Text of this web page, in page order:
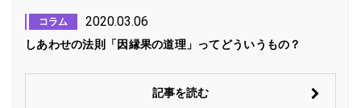
コラム 2020.03.06
しあわせの法則「因縁果の道理」ってどういうもの？
記事を読む